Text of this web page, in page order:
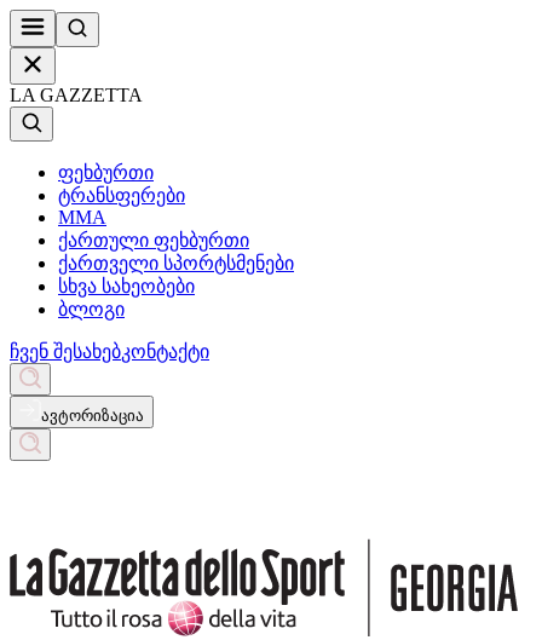
LA GAZZETTA
ფეხბურთი
ტრანსფერები
MMA
ქართული ფეხბურთი
ქართველი სპორტსმენები
სხვა სახეობები
ბლოგი
ჩვენ შესახებკონტაქტი
ავტორიზაცია